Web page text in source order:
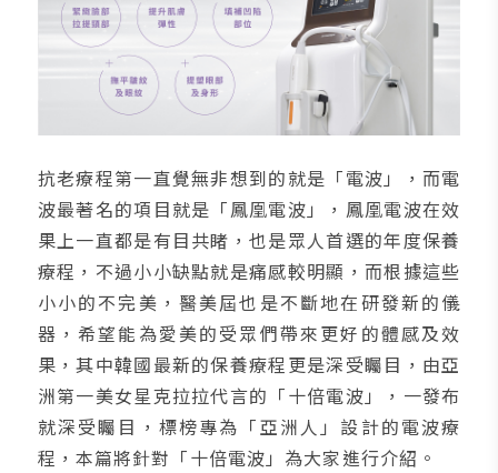
抗老療程第一直覺無非想到的就是「電波」，而電
波最著名的項目就是「鳳凰電波」，鳳凰電波在效
果上一直都是有目共睹，也是眾人首選的年度保養
療程，不過小小缺點就是痛感較明顯，而根據這些
小小的不完美，醫美屆也是不斷地在研發新的儀
器，希望能為愛美的受眾們帶來更好的體感及效
果，其中韓國最新的保養療程更是深受矚目，由亞
洲第一美女星克拉拉代言的「十倍電波」，一發布
就深受矚目，標榜專為「亞洲人」設計的電波療
程，本篇將針對「十倍電波」為大家進行介紹。